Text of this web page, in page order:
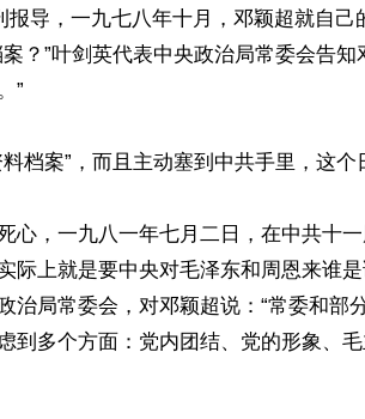
报导，一九七八年十月，邓颖超就自己
？”叶剑英代表中央政治局常委会告
”
档案”，而且主动塞到中共手里，这个
心，一九八一年七月二日，在中共十
际上就是要中央对毛泽东和周恩来谁
治局常委会，对邓颖超说：“常委和部
到多个方面：党内团结、党的形象、